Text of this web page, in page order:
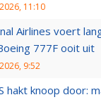
11:10
Airlines voert
777F ooit uit
9:52
hakt knoop door: